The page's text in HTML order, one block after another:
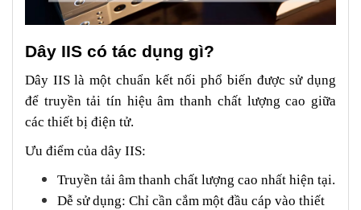
Dây IIS có tác dụng gì?
Dây IIS là một chuẩn kết nối phổ biến được sử dụng
để truyền tải tín hiệu âm thanh chất lượng cao giữa
các thiết bị điện tử.
Ưu điểm của dây IIS:
Truyền tải âm thanh chất lượng cao nhất hiện tại.
Dễ sử dụng: Chỉ cần cắm một đầu cáp vào thiết